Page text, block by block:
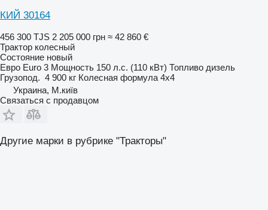
КИЙ 30164
456 300 TJS 2 205 000 грн ≈ 42 860 €
Трактор колесный
Состояние новый
Евро Euro 3 Мощность 150 л.с. (110 кВт) Топливо дизель
Грузопод. 4 900 кг Колесная формула 4x4
Украина, М.київ
Связаться с продавцом
Другие марки в рубрике "Тракторы"